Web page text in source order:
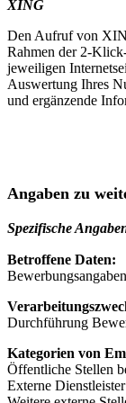
XING
Den Aufruf von
Rahmen der 2-
jeweiligen
Auswertung Ihres
und ergänzende
Angaben zu
Spezifische
Betroffene Daten:
Bewerbungsangaben
Durchführung
Kategorien von
Öffentliche Stellen
Externe